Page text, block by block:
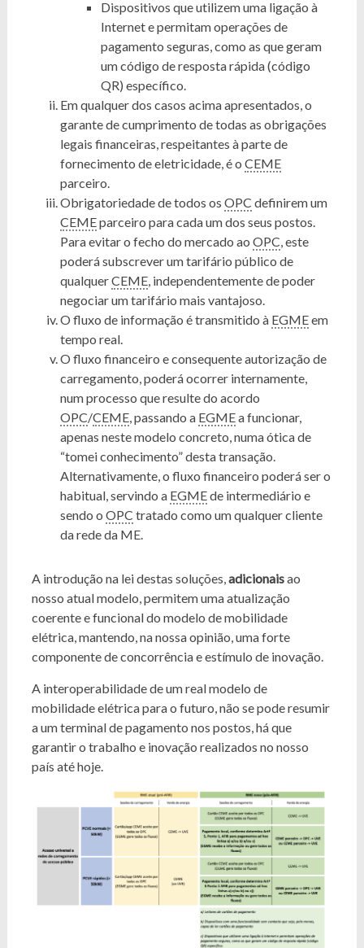
Dispositivos que utilizem uma ligação à
Internet e permitam operações de
pagamento seguras, como as que geram
um código de resposta rápida (código
QR) específico.
Em qualquer dos casos acima apresentados, o
garante de cumprimento de todas as obrigações
legais financeiras, respeitantes à parte de
fornecimento de eletricidade, é o CEME
parceiro.
Obrigatoriedade de todos os OPC definirem um
CEMEparceiro para cada um dos seus postos.
Para evitar o fecho do mercado ao OPC, este
poderá subscrever um tarifário público de
qualquerCEME, independentemente de poder
negociar um tarifário mais vantajoso.
O fluxo de informação é transmitido à EGMEem
tempo real.
O fluxo financeiro e consequente autorização de
carregamento, poderá ocorrer internamente,
num processo que resulte do acordo
OPC/CEME, passando a EGMEa funcionar,
apenas neste modelo concreto, numa ótica de
“tomei conhecimento” desta transação.
Alternativamente, o fluxo financeiro poderá ser o
habitual, servindo a EGMEde intermediário e
sendo o OPC tratado como um qualquer cliente
da rede da ME.
A introdução na lei destas soluções,adicionaisao
nosso atual modelo, permitem uma atualização
coerente e funcional do modelo de mobilidade
elétrica, mantendo, na nossa opinião, uma forte
componente de concorrência e estímulo de inovação.
A interoperabilidade de um real modelo de
mobilidade elétrica para o futuro, não se pode resumir
a um terminal de pagamento nos postos, há que
garantir o trabalho e inovação realizados no nosso
país até hoje.